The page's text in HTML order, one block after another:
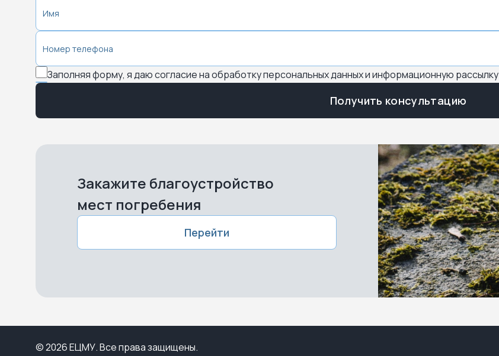
Заполняя форму, я даю согласие на обработку персональных данных и информационную рассылку
Получить консультацию
Закажите благоустройство
мест погребения
Перейти
© 2026 ЕЦМУ. Все права защищены.